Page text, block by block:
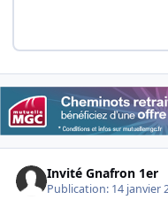
Invité Gnafron 1er
Publication: 14 janvier